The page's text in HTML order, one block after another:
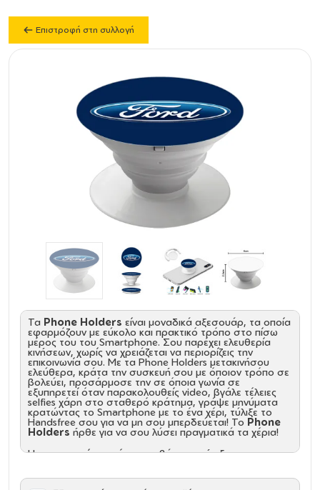
Επιστροφή στη συλλογή
Τα Phone Holders είναι μοναδικά αξεσουάρ, τα οποία
εφαρμόζουν με εύκολο και πρακτικό τρόπο στο πίσω
μέρος του του Smartphone. Σου παρέχει ελευθερία
κινήσεων, χωρίς να χρειάζεται να περιορίζεις την
επικοινωνία σου. Με τα Phone Holders μετακινήσου
ελεύθερα, κράτα την συσκευή σου με όποιον τρόπο σε
βολεύει, προσάρμοσε την σε όποια γωνία σε
εξυπηρετεί όταν παρακολουθείς video, βγάλε τέλειες
selfies χάρη στο σταθερό κράτημα, γράψε μηνύματα
κρατώντας το Smartphone με το ένα χέρι, τύλιξε το
Handsfree σου για να μη σου μπερδεύεται! Το Phone
Holders ήρθε για να σου λύσει πραγματικά τα χέρια!
Η συσκευασία περιέχει, την βάσης στήριξης